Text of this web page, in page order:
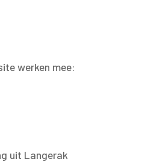
werken mee:
uit Langerak